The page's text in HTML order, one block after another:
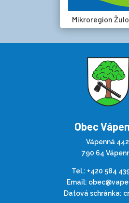
Mikroregion
Obec
Vápenná
790 64
Tel.: +420 584
Email:
Datová schránka: